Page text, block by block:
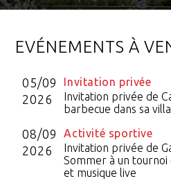
EVÉNEMENTS À
05/09
2026
Invitation privée
Invitation privée de
barbecue dans sa villa
08/09
2026
Activité sportive
Invitation privée de
Sommer à un
et musique live